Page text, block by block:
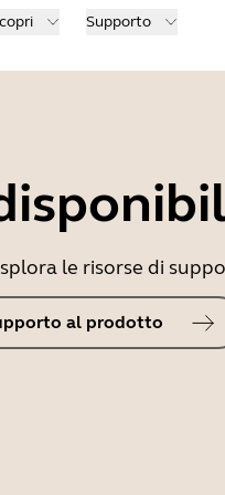
Supporto
le risorse di
al prodotto